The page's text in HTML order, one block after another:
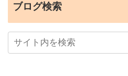
ブログ検索